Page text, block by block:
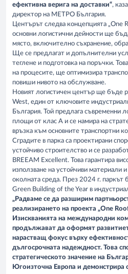
ефективна верига на доставки“,
директор на МЕТРО България.
Центърът следва концепцията „One
основни логистични дейности ще
място, включително съхранение,
Ще се предлагат и допълнителни
теглене и подготовка на поръчки.
на процесите, ще оптимизира
повиши нивото на обслужване.
Новият логистичен център ще бъде
West, един от ключовите
България. Той предлага съвременни
площи от клас А и се намира на
връзка към основните транспортни
Сградите в парка са проектирани
устойчиво строителство и се
BREEAM Excellent. Това гарантира
използване на устойчиви материали
околната среда. През 2024 г. паркът
Green Building of the Year в
„Радваме се да разширим
реализирането на проекта „One
Изискванията на международни
продължават да оформят
нарастващ фокус върху
дългосрочната надеждност. Това
стратегическото значение на
Югоизточна Европа и демонстрира